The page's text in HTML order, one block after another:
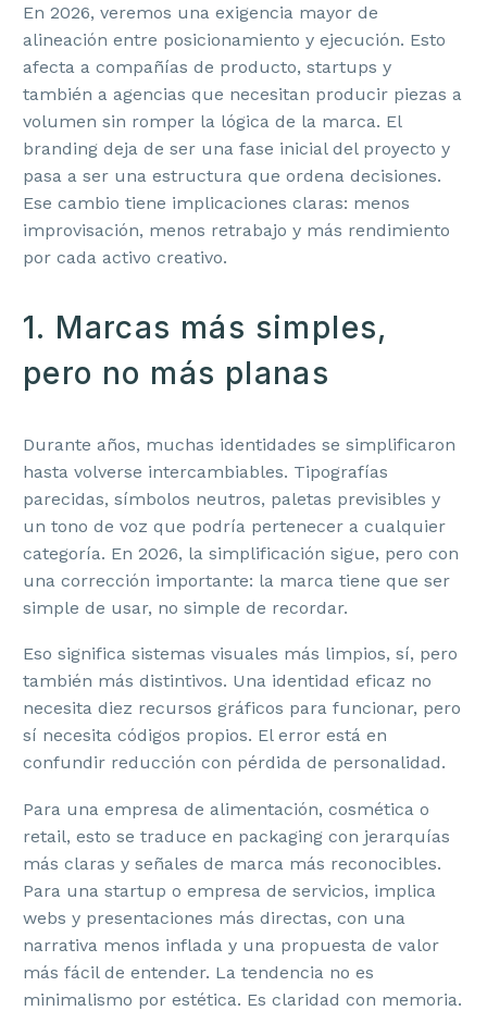
En 2026, veremos una exigencia mayor de
alineación entre posicionamiento y ejecución. Esto
afecta a compañías de producto, startups y
también a agencias que necesitan producir piezas a
volumen sin romper la lógica de la marca. El
branding deja de ser una fase inicial del proyecto y
pasa a ser una estructura que ordena decisiones.
Ese cambio tiene implicaciones claras: menos
improvisación, menos retrabajo y más rendimiento
por cada activo creativo.
1. Marcas más simples,
pero no más planas
Durante años, muchas identidades se simplificaron
hasta volverse intercambiables. Tipografías
parecidas, símbolos neutros, paletas previsibles y
un tono de voz que podría pertenecer a cualquier
categoría. En 2026, la simplificación sigue, pero con
una corrección importante: la marca tiene que ser
simple de usar, no simple de recordar.
Eso significa sistemas visuales más limpios, sí, pero
también más distintivos. Una identidad eficaz no
necesita diez recursos gráficos para funcionar, pero
sí necesita códigos propios. El error está en
confundir reducción con pérdida de personalidad.
Para una empresa de alimentación, cosmética o
retail, esto se traduce en packaging con jerarquías
más claras y señales de marca más reconocibles.
Para una startup o empresa de servicios, implica
webs y presentaciones más directas, con una
narrativa menos inflada y una propuesta de valor
más fácil de entender. La tendencia no es
minimalismo por estética. Es claridad con memoria.